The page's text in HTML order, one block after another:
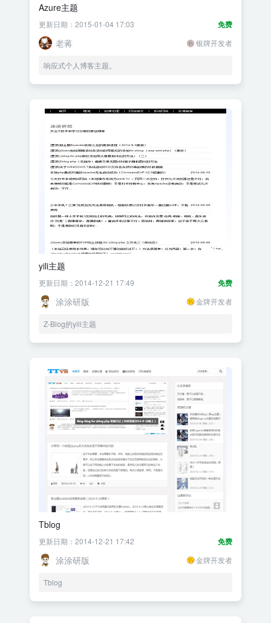
Azure主题
免费
更新日期：2015-01-04 17:03
老蒋 银牌开发者
响应式个人博客主题。
yili主题
免费
更新日期：2014-12-21 17:49
涂涂研版 金牌开发者
Z-Blog的yili主题
Tblog
免费
更新日期：2014-12-21 17:42
涂涂研版 金牌开发者
Tblog